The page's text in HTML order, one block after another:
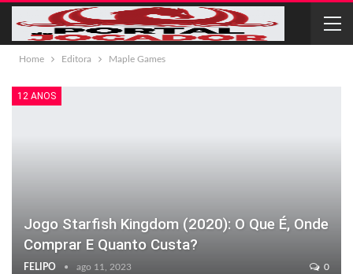
Home Editora Maple Games
12 ANOS
Jogo Starfish Kingdom (2020): O Que É, Onde
Comprar E Quanto Custa?
FELIPO ago 11, 2023 0